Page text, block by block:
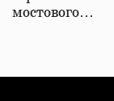
мостового…